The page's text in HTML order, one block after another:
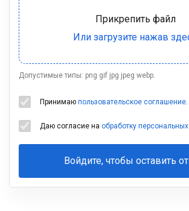
Допустимые типы: png gif jpg jpeg webp.
Принимаю пользовательское соглашение.
Даю согласие на обработку
Войдите, чтобы оставить
Ваша